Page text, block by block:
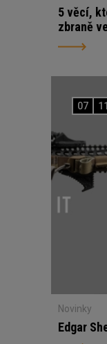
5 věcí,
zbraně
07 11
Novinky
Edgar